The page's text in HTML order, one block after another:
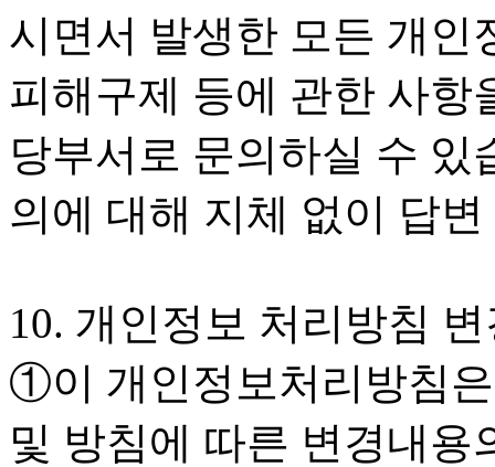
시면서 발생한 모든 개인
피해구제 등에 관한 사항
당부서로 문의하실 수 있
의에 대해 지체 없이 답
10. 개인정보 처리방침
①이 개인정보처리방침
및 방침에 따른 변경내용